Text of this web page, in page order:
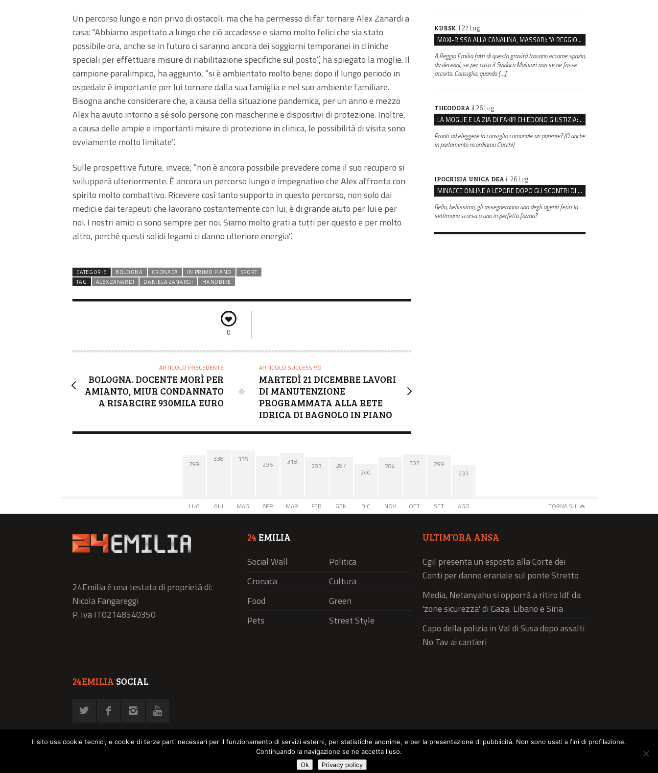
Un percorso lungo e non privo di ostacoli, ma che ha permesso di far tornare Alex Zanardi a
casa: “Abbiamo aspettato a lungo che ciò accadesse e siamo molto felici che sia stato
possibile ora, anche se in futuro ci saranno ancora dei soggiorni temporanei in cliniche
speciali per effettuare misure di riabilitazione specifiche sul posto”, ha spiegato la moglie. Il
campione paralimpico, ha aggiunto, “si è ambientato molto bene: dopo il lungo periodo in
ospedale è importante per lui tornare dalla sua famiglia e nel suo ambiente familiare.
Bisogna anche considerare che, a causa della situazione pandemica, per un anno e mezzo
Alex ha avuto intorno a sé solo persone con mascherine e dispositivi di protezione. Inoltre,
a causa delle ampie e importanti misure di protezione in clinica, le possibilità di visita sono
ovviamente molto limitate”.
Sulle prospettive future, invece, “non è ancora possibile prevedere come il suo recupero si
svilupperà ulteriormente. È ancora un percorso lungo e impegnativo che Alex affronta con
spirito molto combattivo. Ricevere così tanto supporto in questo percorso, non solo dai
medici e dai terapeuti che lavorano costantemente con lui, è di grande aiuto per lui e per
noi. I nostri amici ci sono sempre per noi. Siamo molto grati a tutti per questo e per molto
altro, perché questi solidi legami ci danno ulteriore energia”.
CATEGORIE BOLOGNA CRONACA IN PRIMO PIANO
SPORT
TAG
ALEX ZANARDI DANIELA ZANARDI HANDBIKE
0
ARTICOLO PRECEDENTE
BOLOGNA. DOCENTE MORÌ PER
AMIANTO, MIUR CONDANNATO
A RISARCIRE 930MILA EURO
ARTICOLO SUCCESSIVO
MARTEDÌ 21 DICEMBRE LAVORI
DI MANUTENZIONE
PROGRAMMATA ALLA RETE
IDRICA DI BAGNOLO IN PIANO
KURSK il 27 Lug
MAXI-RISSA ALLA CANALINA, MASSARI: “A REGGIO FATTI COSÌ GRAVI NON DEVONO TROVARE SPAZIO”
A Reggio Emilia fatti di questa gravità trovano eccome spazio,
da decenni, se per caso il Sindaco Massari non se ne fosse
accorto. Consiglio, quando […]
THEODORA il 26 Lug
LA MOGLIE E LA ZIA DI FAKIR CHIEDONO GIUSTIZIA: “LA SUA MORTE CRIMINE CONTRO L’UMANITÀ”
Pronti ad eleggere in consiglio comunale un parente? (O anche
in parlamento ricordiamo Cucchi)
IPOCRISIA UNICA DEA il 26 Lug
MINACCE ONLINE A LEPORE DOPO GLI SCONTRI DI BOLOGNA, ASSEGNATA LA SCORTA AL SINDACO
Bello, bellissimo, gli assegneranno uno degli agenti feriti la
settimana scorsa o uno in perfetta forma?
299
LUG
338
GIU
335
MAG
296
APR
318
MAR
283
FEB
287
GEN
240
DIC
284
NOV
307
OTT
299
SET
233
AGO TORNA SU
24Emilia è una testata di proprietà di:
Nicola Fangareggi
P. Iva IT02148540350
24 EMILIA
Social Wall
Politica
Cronaca
Cultura
Food
Green
Pets
Street Style
ULTIM’ORA ANSA
Cgil presenta un esposto alla Corte dei
Conti per danno erariale sul ponte Stretto
Media, Netanyahu si opporrà a ritiro Idf da
'zone sicurezza' di Gaza, Libano e Siria
Capo della polizia in Val di Susa dopo assalti
No Tav ai cantieri
24EMILIA SOCIAL
Social Wall Politica
Il sito usa cookie tecnici, e cookie di terze parti necessari per il funzionamento di servizi esterni, per statistiche anonime, e per la presentazione di pubblicità. Non sono usati a fini di profilazione.
Continuando la navigazione se ne accetta l'uso.
Ok
Privacy policy